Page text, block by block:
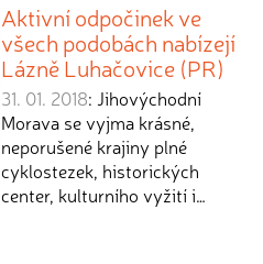
Aktivní odpočinek ve
všech podobách nabízejí
Lázně Luhačovice (PR)
31. 01. 2018: Jihovýchodní
Morava se vyjma krásné,
neporušené krajiny plné
cyklostezek, historických
center, kulturního vyžití i…